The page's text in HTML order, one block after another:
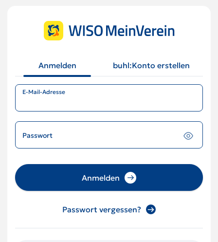
Anmelden buhl:Konto erstellen
E-Mail-Adresse
Passwort
Anmelden
Passwort vergessen?